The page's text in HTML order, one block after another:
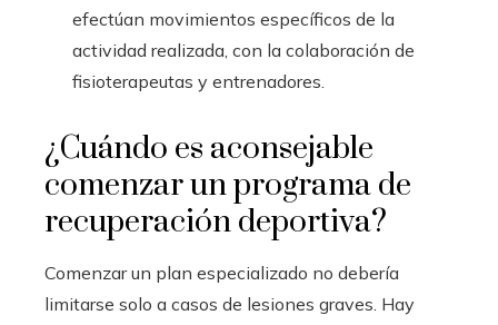
efectúan movimientos específicos de la
actividad realizada, con la colaboración de
fisioterapeutas y entrenadores.
¿Cuándo es aconsejable
comenzar un programa de
recuperación deportiva?
Comenzar un plan especializado no debería
limitarse solo a casos de lesiones graves. Hay